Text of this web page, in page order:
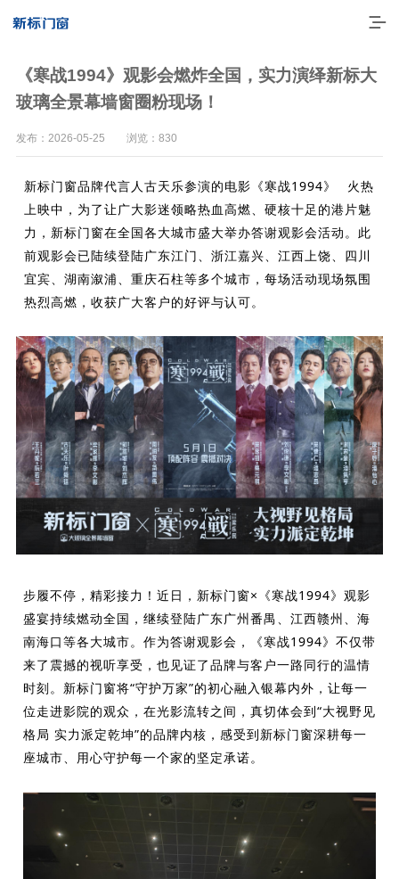
走进新标
高端门窗
一体化产品
门窗实力派
理想生活
新视界
新标赋能中心
加盟合作
新标铝业
《寒战1994》观影会燃炸全国，实力演绎新标大
玻璃全景幕墙窗圈粉现场！
发布：2026-05-25 浏览：830
新标门窗品牌代言人古天乐参演的电影 《寒战1994》
火热
上映中，为了让广大影迷领略热血高燃、硬核十足的港片魅
力，新标门窗在全国各大城市盛大举办答谢观影会活动。此
前观影会已陆续登陆广东江门、浙江嘉兴、江西上饶、四川
宜宾、湖南溆浦、重庆石柱等多个城市，每场活动现场氛围
热烈高燃，收获广大客户的好评与认可。
步履不停，精彩接力！近日，新标门窗×《寒战1994》观影
盛宴持续燃动全国，继续登陆广东广州番禺、江西赣州、海
南海口等各大城市。作为答谢观影会，《寒战1994》不仅带
来了震撼的视听享受，也见证了品牌与客户一路同行的温情
时刻。新标门窗将“守护万家”的初心融入银幕内外，让每一
位走进影院的观众，在光影流转之间，真切体会到“大视野见
格局 实力派定乾坤”的品牌内核，感受到新标门窗深耕每一
座城市、用心守护每一个家的坚定承诺。